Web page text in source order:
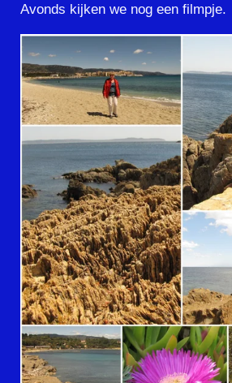
Avonds kijken we nog een filmpje.